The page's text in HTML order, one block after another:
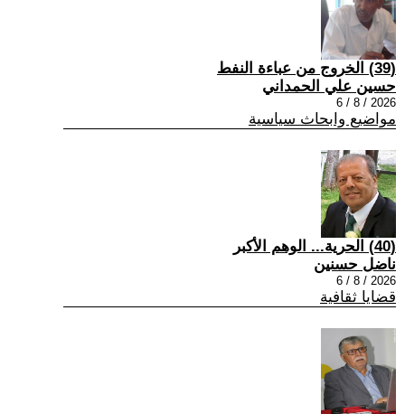
(39) الخروج من عباءة النفط
حسين علي الحمداني
2026 / 8 / 6
مواضيع وابحاث سياسية
(40) الحرية... الوهم الأكبر
ناضل حسنين
2026 / 8 / 6
قضايا ثقافية